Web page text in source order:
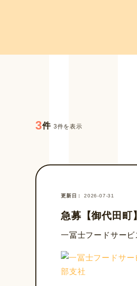
3件 3件を表示
更新日 2026-07-31
急募【御代田
一冨士フードサー